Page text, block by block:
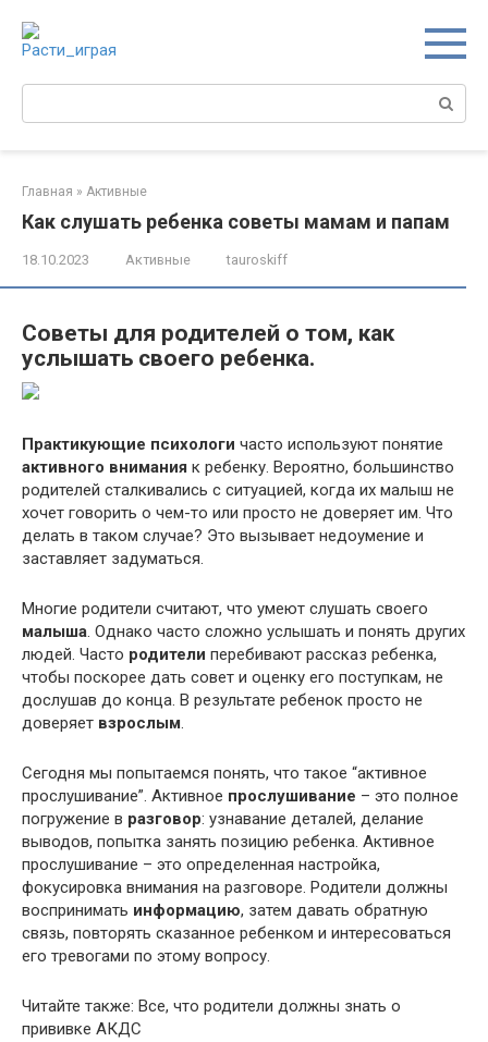
контенту
Поиск:
Главная » Активные
Как слушать ребенка советы мамам и папам
18.10.2023 Активные tauroskiff
Советы для родителей о том, как
услышать своего ребенка.
Практикующие психологи часто используют понятие
активного внимания к ребенку. Вероятно, большинство
родителей сталкивались с ситуацией, когда их малыш не
хочет говорить о чем-то или просто не доверяет им. Что
делать в таком случае? Это вызывает недоумение и
заставляет задуматься.
Многие родители считают, что умеют слушать своего
малыша. Однако часто сложно услышать и понять других
людей. Часто родители перебивают рассказ ребенка,
чтобы поскорее дать совет и оценку его поступкам, не
дослушав до конца. В результате ребенок просто не
доверяет взрослым.
Сегодня мы попытаемся понять, что такое “активное
прослушивание”. Активное прослушивание – это полное
погружение в разговор: узнавание деталей, делание
выводов, попытка занять позицию ребенка. Активное
прослушивание – это определенная настройка,
фокусировка внимания на разговоре. Родители должны
воспринимать информацию, затем давать обратную
связь, повторять сказанное ребенком и интересоваться
его тревогами по этому вопросу.
Читайте также: Все, что родители должны знать о
прививке АКДС